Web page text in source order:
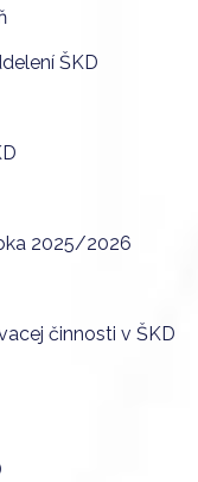
ŠKD
2025/2026
činnosti v ŠKD